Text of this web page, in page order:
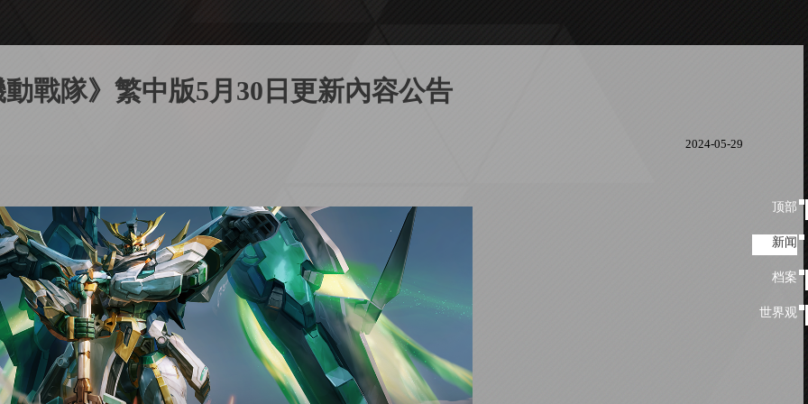
顶
顶部
新闻
新闻
档
档案
世
世界观
戰隊》繁中版5月30日更新內容公告
2024-05-29